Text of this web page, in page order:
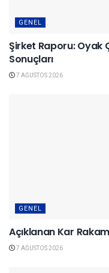
GENEL
Şirket Raporu: Oyak
Sonuçları
7 AĞUSTOS 2026
GENEL
Açıklanan Kar
7 AĞUSTOS 2026